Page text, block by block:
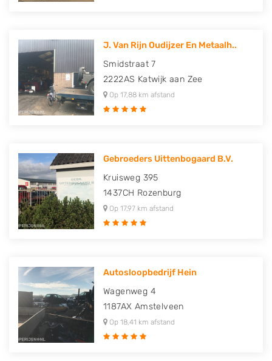
J. Van Rijn Oudijzer En Metaalh..
Smidstraat 7
2222AS Katwijk aan Zee
Op 17,88 km afstand
Gebroeders Uittenbogaard B.V.
Kruisweg 395
1437CH Rozenburg
Op 17,97 km afstand
Autosloopbedrijf Hein
Wagenweg 4
1187AX Amstelveen
Op 18,41 km afstand